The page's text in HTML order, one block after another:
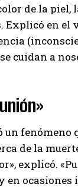
de la piel,
Explicó en el
cuidan a
fenómeno
de la
explicó.
en